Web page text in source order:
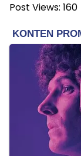
Post Views: 160